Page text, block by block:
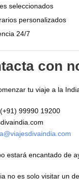
seleccionados
personalizados
24/7
con
tu viaje a la
(+91) 99990 19200
estará encantado de
no es solo visitar un